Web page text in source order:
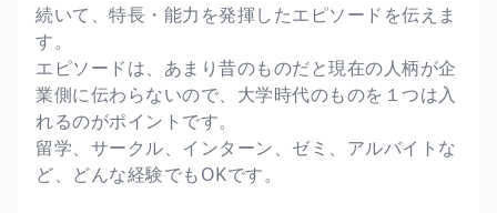
続いて、特長・能力を発揮したエピソードを伝えま
す。
エピソードは、あまり昔のものだと現在の人柄が企
業側に伝わらないので、大学時代のものを１つは入
れるのがポイントです。
留学、サークル、インターン、ゼミ、アルバイトな
ど、どんな経験でもOKです。